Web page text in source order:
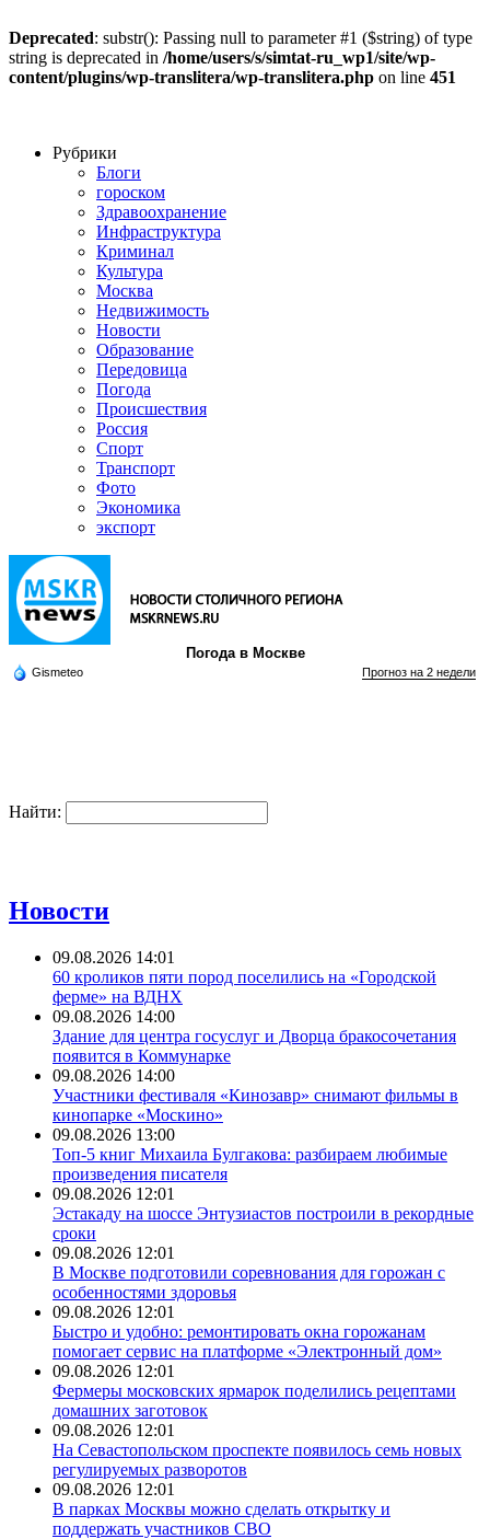
Deprecated: substr(): Passing null to parameter #1 ($string) of type
string is deprecated in /home/users/s/simtat-ru_wp1/site/wp-
content/plugins/wp-translitera/wp-translitera.php on line 451
Рубрики
Блоги
гороском
Здравоохранение
Инфраструктура
Криминал
Культура
Москва
Недвижимость
Новости
Образование
Передовица
Погода
Происшествия
Россия
Спорт
Транспорт
Фото
Экономика
экспорт
Погода в Москве
Gismeteo Прогноз на 2 недели
Найти:
Новости
09.08.2026 14:01
60 кроликов пяти пород поселились на «Городской
ферме» на ВДНХ
09.08.2026 14:00
Здание для центра госуслуг и Дворца бракосочетания
появится в Коммунарке
09.08.2026 14:00
Участники фестиваля «Кинозавр» снимают фильмы в
кинопарке «Москино»
09.08.2026 13:00
Топ-5 книг Михаила Булгакова: разбираем любимые
произведения писателя
09.08.2026 12:01
Эстакаду на шоссе Энтузиастов построили в рекордные
сроки
09.08.2026 12:01
В Москве подготовили соревнования для горожан с
особенностями здоровья
09.08.2026 12:01
Быстро и удобно: ремонтировать окна горожанам
помогает сервис на платформе «Электронный дом»
09.08.2026 12:01
Фермеры московских ярмарок поделились рецептами
домашних заготовок
09.08.2026 12:01
На Севастопольском проспекте появилось семь новых
регулируемых разворотов
09.08.2026 12:01
В парках Москвы можно сделать открытку и
поддержать участников СВО